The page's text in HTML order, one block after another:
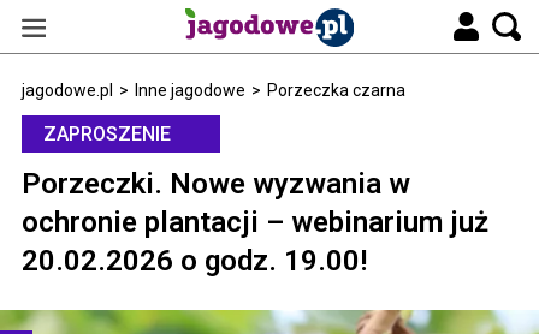
jagodowe.pl > Inne jagodowe > Porzeczka czarna
ZAPROSZENIE
Porzeczki. Nowe wyzwania w
ochronie plantacji – webinarium już
20.02.2026 o godz. 19.00!